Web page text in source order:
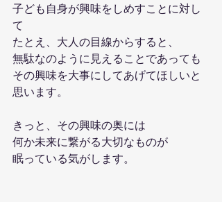
子ども自身が興味をしめすことに対し
て
たとえ、大人の目線からすると、
無駄なのように見えることであっても
その興味を大事にしてあげてほしいと
思います。
きっと、その興味の奥には
何か未来に繋がる大切なものが
眠っている気がします。